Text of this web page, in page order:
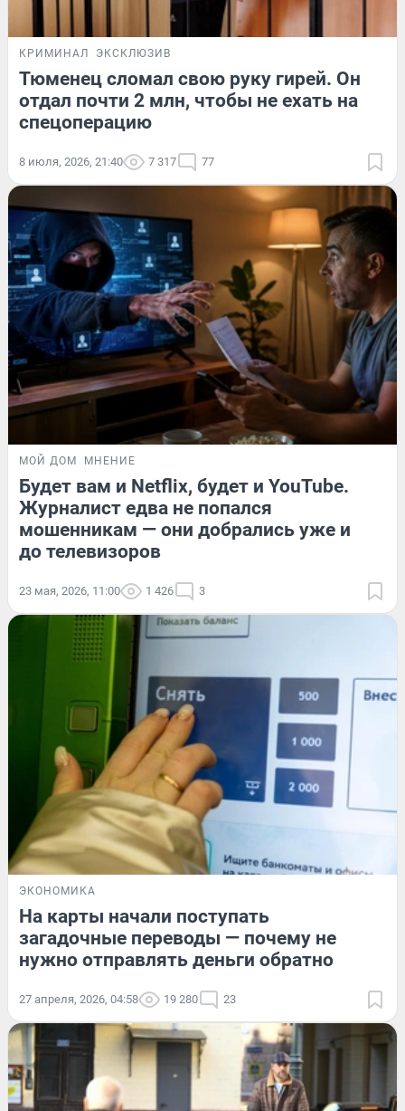
КРИМИНАЛ ЭКСКЛЮЗИВ
Тюменец сломал свою руку гирей. Он
отдал почти 2 млн, чтобы не ехать на
спецоперацию
8 июля, 2026, 21:40 7 317 77
МОЙ ДОМ МНЕНИЕ
Будет вам и Netflix, будет и YouTube.
Журналист едва не попался
мошенникам — они добрались уже и
до телевизоров
23 мая, 2026, 11:00 1 426 3
ЭКОНОМИКА
На карты начали поступать
загадочные переводы — почему не
нужно отправлять деньги обратно
27 апреля, 2026, 04:58 19 280 23